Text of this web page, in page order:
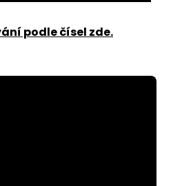
podle čísel zde.